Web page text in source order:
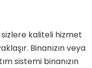
kaliteli hizmet
Binanızın veya
sistemi binanızın